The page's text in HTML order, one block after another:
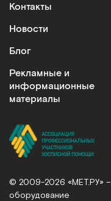
Контакты
Новости
Блог
Рекламные и
информационные
материалы
© 2009-2026 «МЕТ.РУ»
оборудование